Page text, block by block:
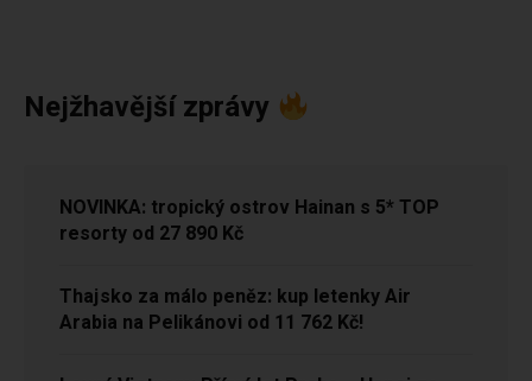
Nejžhavější zprávy
NOVINKA: tropický ostrov Hainan s 5* TOP
resorty od 27 890 Kč
Thajsko za málo peněz: kup letenky Air
Arabia na Pelikánovi od 11 762 Kč!